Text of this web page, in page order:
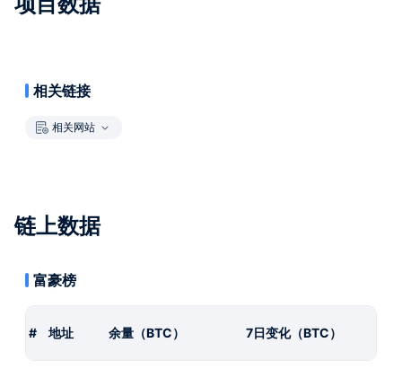
相关链接
相关网站
链上数据
富豪榜
# 地址 余量（BTC） 7日变化（BTC）